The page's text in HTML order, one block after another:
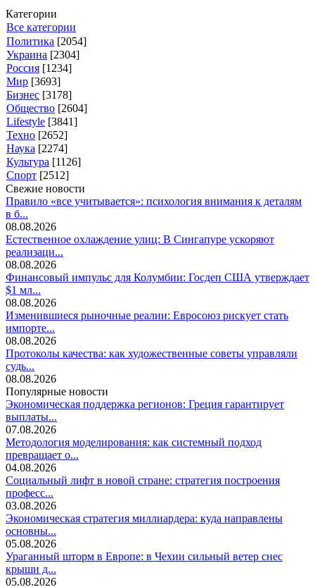
Категории
Все категории
Политика [2054]
Украина [2304]
Россия [1234]
Мир [3693]
Бизнес [3178]
Общество [2604]
Lifestyle [3841]
Техно [2652]
Наука [2274]
Культура [1126]
Спорт [2512]
Свежие новости
Правило «все учитывается»: психология внимания к деталям
в б...
08.08.2026
Естественное охлаждение улиц: В Сингапуре ускоряют
реализаци...
08.08.2026
Финансовый импульс для Колумбии: Госдеп США утверждает
$1 мл...
08.08.2026
Изменившиеся рыночные реалии: Евросоюз рискует стать
импорте...
08.08.2026
Протоколы качества: как художественные советы управляли
судь...
08.08.2026
Популярные новости
Экономическая поддержка регионов: Греция гарантирует
выплаты...
07.08.2026
Методология моделирования: как системный подход
превращает о...
04.08.2026
Социальный лифт в новой стране: стратегия построения
професс...
03.08.2026
Экономическая стратегия миллиардера: куда направлены
основны...
05.08.2026
Ураганный шторм в Европе: в Чехии сильный ветер снес
крыши д...
05.08.2026